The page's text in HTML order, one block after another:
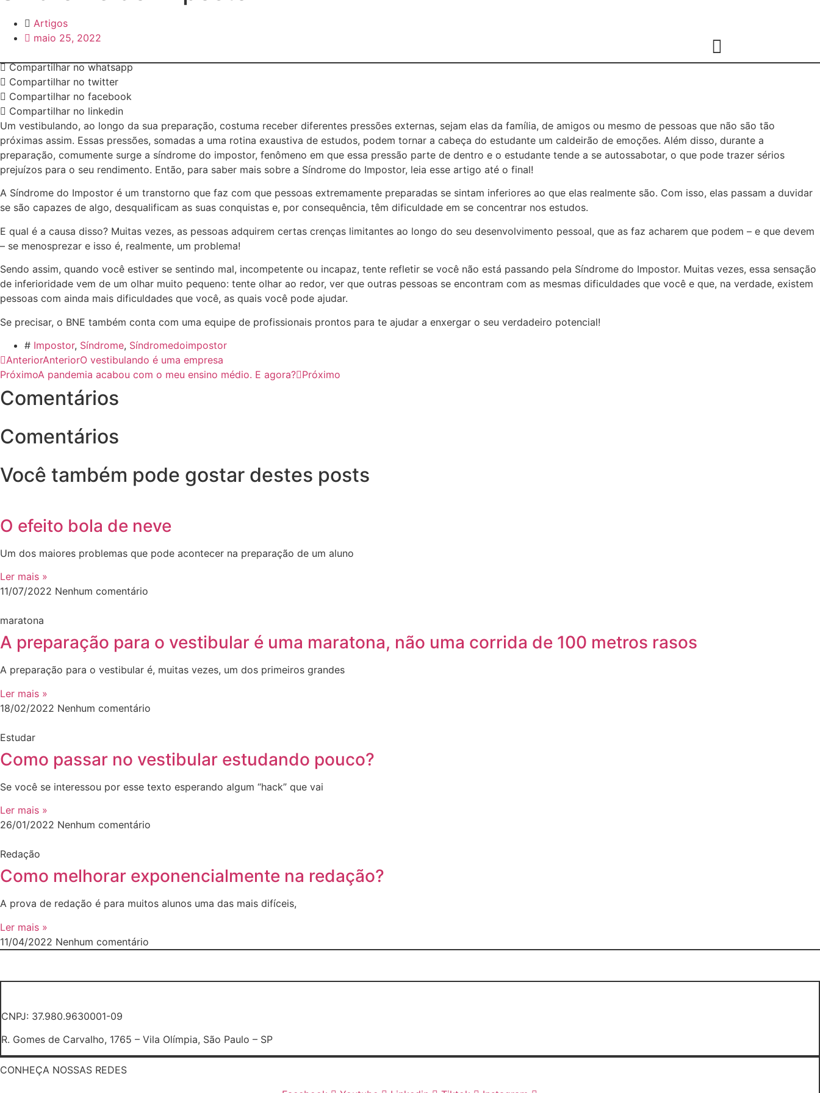
Artigos
maio 25, 2022
Compartilhar no whatsapp
Compartilhar no twitter
Compartilhar no facebook
Compartilhar no linkedin
Um vestibulando, ao longo da sua preparação, costuma receber diferentes pressões externas, sejam elas da família, de amigos ou mesmo de pessoas que não são tão
próximas assim. Essas pressões, somadas a uma rotina exaustiva de estudos, podem tornar a cabeça do estudante um caldeirão de emoções. Além disso, durante a
preparação, comumente surge a síndrome do impostor, fenômeno em que essa pressão parte de dentro e o estudante tende a se autossabotar, o que pode trazer sérios
prejuízos para o seu rendimento. Então, para saber mais sobre a Síndrome do Impostor, leia esse artigo até o final!
A Síndrome do Impostor é um transtorno que faz com que pessoas extremamente preparadas se sintam inferiores ao que elas realmente são. Com isso, elas passam a duvidar
se são capazes de algo, desqualificam as suas conquistas e, por consequência, têm dificuldade em se concentrar nos estudos.
E qual é a causa disso? Muitas vezes, as pessoas adquirem certas crenças limitantes ao longo do seu desenvolvimento pessoal, que as faz acharem que podem – e que devem
– se menosprezar e isso é, realmente, um problema!
Sendo assim, quando você estiver se sentindo mal, incompetente ou incapaz, tente refletir se você não está passando pela Síndrome do Impostor. Muitas vezes, essa sensação
de inferioridade vem de um olhar muito pequeno: tente olhar ao redor, ver que outras pessoas se encontram com as mesmas dificuldades que você e que, na verdade, existem
pessoas com ainda mais dificuldades que você, as quais você pode ajudar.
Se precisar, o BNE também conta com uma equipe de profissionais prontos para te ajudar a enxergar o seu verdadeiro potencial!
# Impostor, Síndrome, Síndromedoimpostor
AnteriorAnteriorO vestibulando é uma empresa
PróximoA pandemia acabou com o meu ensino médio. E agora? Próximo
Comentários
Comentários
Você também pode gostar destes posts
O efeito bola de neve
Um dos maiores problemas que pode acontecer na preparação de um aluno
Ler mais »
11/07/2022 Nenhum comentário
maratona
A preparação para o vestibular é uma maratona, não uma corrida de 100 metros rasos
A preparação para o vestibular é, muitas vezes, um dos primeiros grandes
Ler mais »
18/02/2022 Nenhum comentário
Estudar
Como passar no vestibular estudando pouco?
Se você se interessou por esse texto esperando algum “hack” que vai
Ler mais »
26/01/2022 Nenhum comentário
Redação
Como melhorar exponencialmente na redação?
A prova de redação é para muitos alunos uma das mais difíceis,
Ler mais »
11/04/2022 Nenhum comentário
CNPJ: 37.980.9630001-09
R. Gomes de Carvalho, 1765 – Vila Olímpia, São Paulo – SP
CONHEÇA NOSSAS REDES